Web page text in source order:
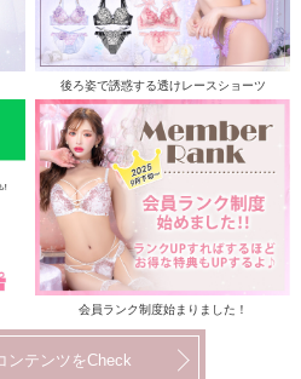
後ろ姿で誘惑する透けレースショーツ
会員ランク制度始まりました！
ンテンツをCheck